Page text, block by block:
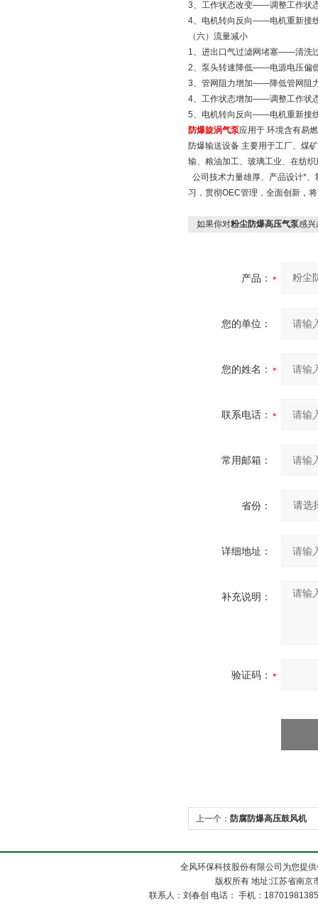
3、工作状态改变——调整工
4、电机转向反向——电机重
（六）流量减小
1、进出口气过滤网堵塞——
2、泵头转速降低——电源电压
3、管网阻力增加——降低管
4、工作状态增加——调整工
5、电机转向反向——电机重新接
防爆旋涡气泵应用于 环境含有易
防爆输送设备 主要用于工厂、煤
输、粮油加工、玻璃工业、在纺
公司技术力量雄厚、产品设计*
习，贯彻OEC管理，全面创新，
如果你对粉尘防爆高压气泵感兴
产品：
您的单位：
您的姓名：
联系电话：
常用邮箱：
省份：
详细地址：
补充说明：
验证码：
上一个： 防腐防爆高压鼓风机
全风环保科技股份有限公司为您提
版权所有 地址:江苏省南
联系人：刘春创 电话： 手机：